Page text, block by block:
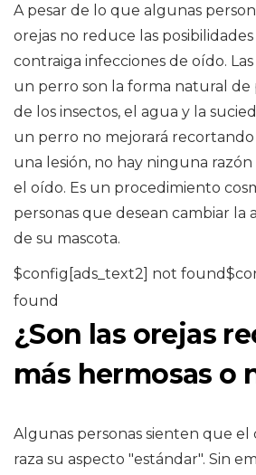
A pesar de lo que algunas
orejas no reduce las
contraiga infecciones de oído.
un perro son la forma natural de
de los insectos, el agua y la
un perro no mejorará recortando
una lesión, no hay ninguna
el oído. Es un procedimiento
personas que desean cambiar la
de su mascota.
$config[ads_text2] not
found
¿Son las orejas
más hermosas o
Algunas personas sienten que el
raza su aspecto "estándar". Sin